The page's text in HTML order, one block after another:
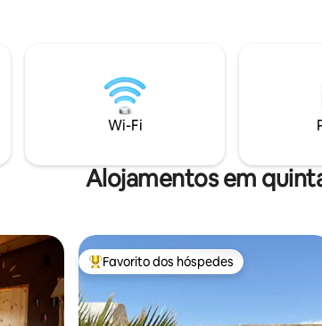
conforto
estar que pode acomodar facilmente
mais 6 pessoas
Wi-Fi
Alojamentos em
Favoritos dos hóspedes mais apreciados
Favorito dos hóspedes